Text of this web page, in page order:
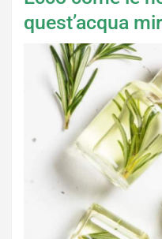
quest’acqua